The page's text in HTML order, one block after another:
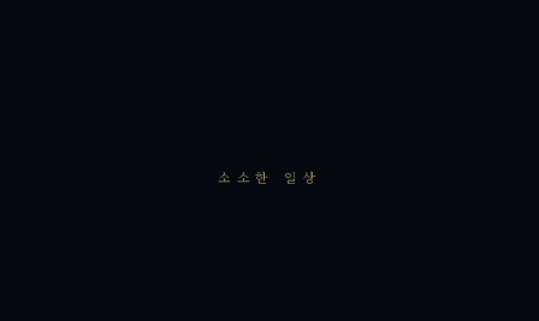
소소한 일상